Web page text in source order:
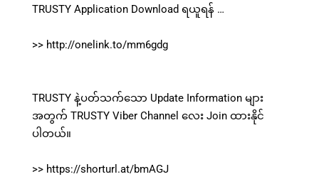
TRUSTY Application Download ရယူရန် …
>> http://onelink.to/mm6gdg
TRUSTY နဲ့ပတ်သက်သော Update Information များ
အတွက် TRUSTY Viber Channel လေး Join ထားနိုင်
ပါတယ်။
>> https://shorturl.at/bmAGJ